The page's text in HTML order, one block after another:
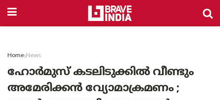
Home News
ഹോർമുസ് കടലിടുക്കിൽ വീണ്ടും
അമേരിക്കൻ വ്യോമാക്രമണം ;